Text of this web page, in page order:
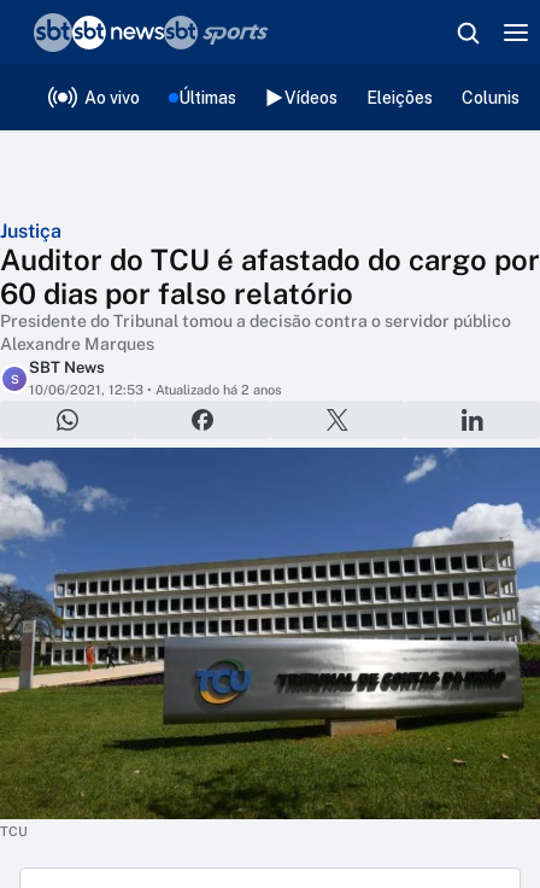
Ao vivo Últimas Vídeos Eleições
Justiça
Auditor do TCU é afastado do cargo por
60 dias por falso relatório
Presidente do Tribunal tomou a decisão contra o servidor público
Alexandre Marques
S
SBT News
10/06/2021, 12:53 • Atualizado há 2 anos
TCU
❮voltar
Editorias